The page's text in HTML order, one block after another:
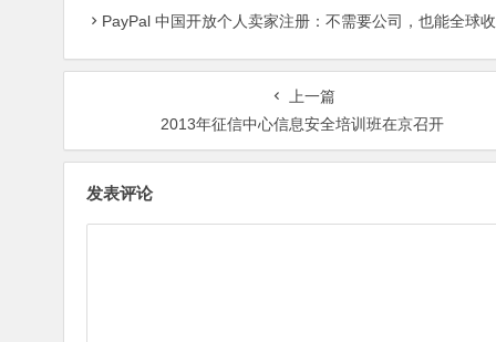
PayPal 中国开放个人卖家注册：不需要公司，也能全球收款了
上一篇
2013年征信中心信息安全培训班在京召开
发表评论